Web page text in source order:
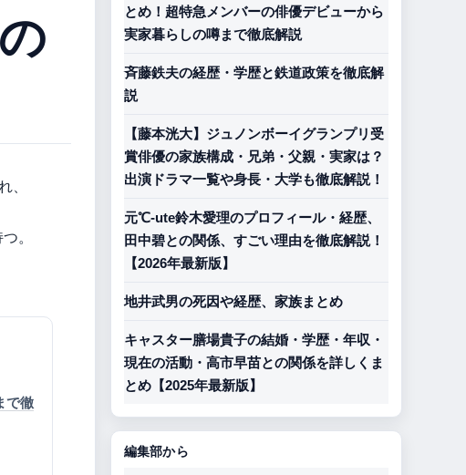
、
。
で徹
とめ！超特急メンバーの俳優デビューから
実家暮らしの噂まで徹底解説
斉藤鉄夫の経歴・学歴と鉄道政策を徹底解
説
【藤本洸大】ジュノンボーイグランプリ受
賞俳優の家族構成・兄弟・父親・実家は？
出演ドラマ一覧や身長・大学も徹底解説！
元℃-ute鈴木愛理のプロフィール・経歴、
田中碧との関係、すごい理由を徹底解説！
【2026年最新版】
地井武男の死因や経歴、家族まとめ
キャスター膳場貴子の結婚・学歴・年収・
現在の活動・高市早苗との関係を詳しくま
とめ【2025年最新版】
編集部から